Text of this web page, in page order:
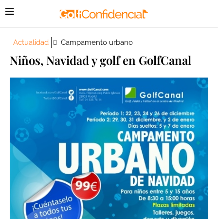
Actualidad Campamento urbano
Niños, Navidad y golf en GolfCanal